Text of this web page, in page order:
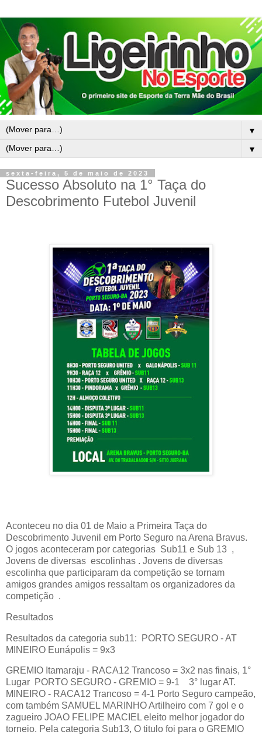
▼
▼
sexta-feira, 5 de maio de 2023
Sucesso Absoluto na 1° Taça do
Descobrimento Futebol Juvenil
Aconteceu no dia 01 de Maio a Primeira Taça do
Descobrimento Juvenil em Porto Seguro na Arena Bravus.
O jogos aconteceram por categorias Sub11 e Sub 13 ,
Jovens de diversas escolinhas . Jovens de diversas
escolinha que participaram da competição se tornam
amigos grandes amigos ressaltam os organizadores da
competição .
Resultados
Resultados da categoria sub11:
PORTO SEGURO - AT
MINEIRO Eunápolis = 9x3
GREMIO Itamaraju - RACA12 Trancoso = 3x2 nas finais, 1°
Lugar PORTO SEGURO - GREMIO = 9-1
3° lugar AT.
MINEIRO - RACA12 Trancoso = 4-1 Porto Seguro campeão,
com também SAMUEL MARINHO Artilheiro com 7 gol e o
zagueiro JOAO FELIPE MACIEL eleito melhor jogador do
torneio. Pela categoria Sub13, O titulo foi para o GREMIO